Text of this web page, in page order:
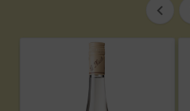
